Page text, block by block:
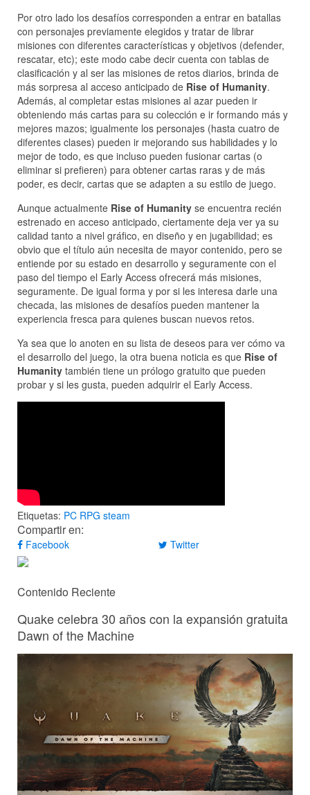
Por otro lado los desafíos corresponden a entrar en batallas
con personajes previamente elegidos y tratar de librar
misiones con diferentes características y objetivos (defender,
rescatar, etc); este modo cabe decir cuenta con tablas de
clasificación y al ser las misiones de retos diarios, brinda de
más sorpresa al acceso anticipado de Rise of Humanity.
Además, al completar estas misiones al azar pueden ir
obteniendo más cartas para su colección e ir formando más y
mejores mazos; igualmente los personajes (hasta cuatro de
diferentes clases) pueden ir mejorando sus habilidades y lo
mejor de todo, es que incluso pueden fusionar cartas (o
eliminar si prefieren) para obtener cartas raras y de más
poder, es decir, cartas que se adapten a su estilo de juego.
Aunque actualmente Rise of Humanity se encuentra recién
estrenado en acceso anticipado, ciertamente deja ver ya su
calidad tanto a nivel gráfico, en diseño y en jugabilidad; es
obvio que el título aún necesita de mayor contenido, pero se
entiende por su estado en desarrollo y seguramente con el
paso del tiempo el Early Access ofrecerá más misiones,
seguramente. De igual forma y por si les interesa darle una
checada, las misiones de desafíos pueden mantener la
experiencia fresca para quienes buscan nuevos retos.
Ya sea que lo anoten en su lista de deseos para ver cómo va
el desarrollo del juego, la otra buena noticia es que Rise of
Humanity también tiene un prólogo gratuito que pueden
probar y si les gusta, pueden adquirir el Early Access.
Etiquetas: PC RPG steam
Compartir en:
Facebook Twitter
Contenido Reciente
Quake celebra 30 años con la expansión gratuita
Dawn of the Machine